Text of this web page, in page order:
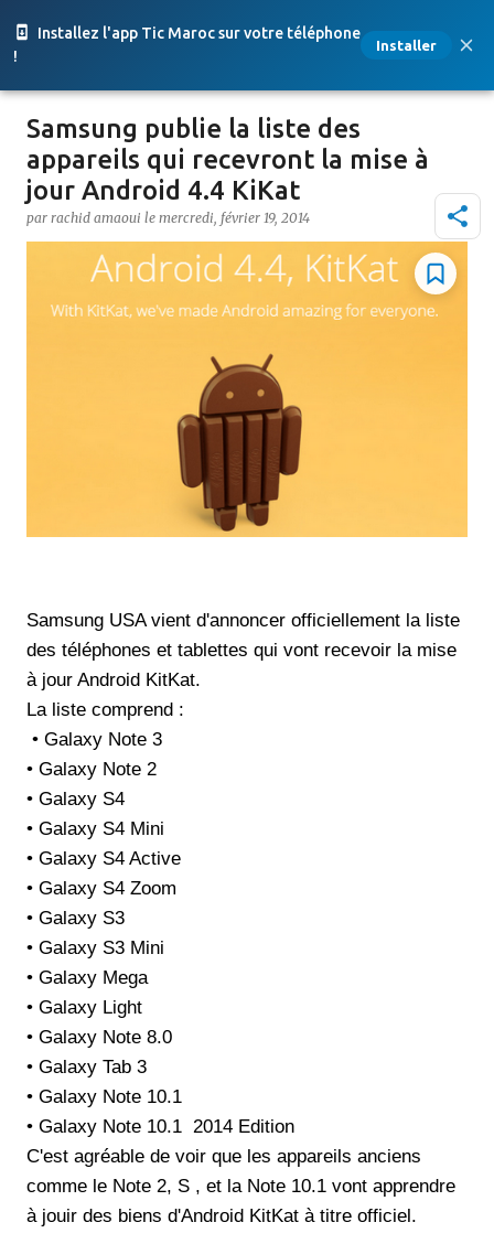
Installez l'app Tic Maroc sur votre téléphone
!
Installer
Accéder au contenu principal
Samsung publie la liste des
appareils qui recevront la mise à
jour Android 4.4 KiKat
par rachid amaoui le mercredi, février 19, 2014
Samsung USA vient d'annoncer officiellement la liste
des téléphones et tablettes qui vont recevoir la mise
à jour Android KitKat.
La liste comprend :
• Galaxy Note 3
• Galaxy Note 2
• Galaxy S4
• Galaxy S4 Mini
• Galaxy S4 Active
• Galaxy S4 Zoom
• Galaxy S3
• Galaxy S3 Mini
• Galaxy Mega
• Galaxy Light
• Galaxy Note 8.0
• Galaxy Tab 3
• Galaxy Note 10.1
• Galaxy Note 10.1 2014 Edition
C'est agréable de voir que les appareils anciens
comme le Note 2, S , et la Note 10.1 vont apprendre
à jouir des biens d'Android KitKat à titre officiel.